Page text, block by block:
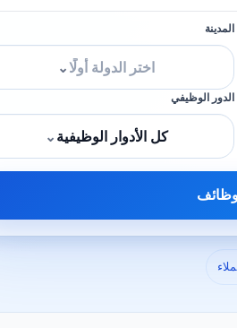
المدينة
اختر الدولة أولًا⌄
الدور الوظيفي
كل الأدوار الوظيفية ⌄